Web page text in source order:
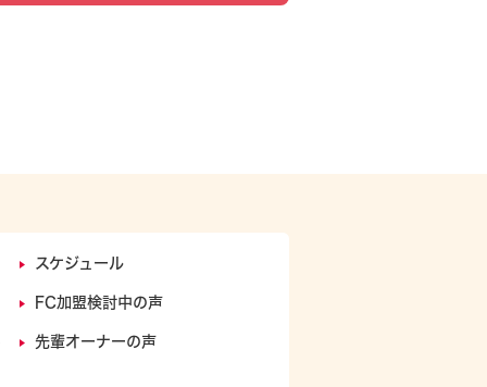
スケジュール
FC加盟検討中の声
先輩オーナーの声